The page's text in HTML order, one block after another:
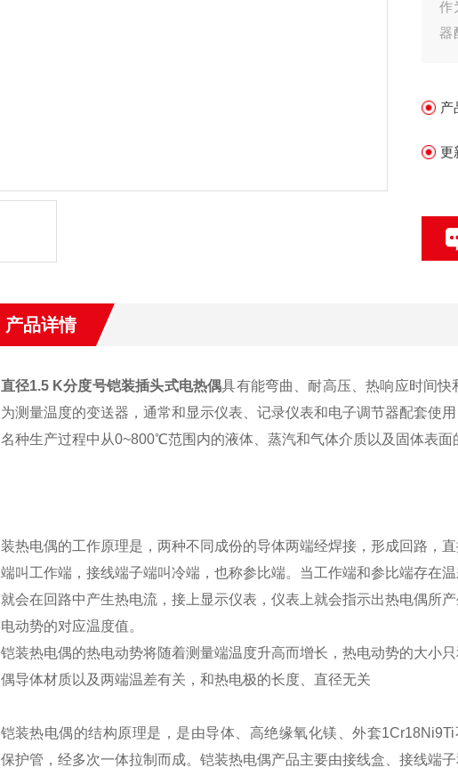
作
器
产
更
产品详情
直径1.5 K分度号铠装插头式电热偶具有能弯曲、耐高压、热响应时间
为测量温度的变送器，通常和显示仪表、记录仪表和电子调节器配套使
名种生产过程中从0~800℃范围内的液体、蒸汽和气体介质以及固体表面
装热电偶的工作原理是，两种不同成份的导体两端经焊接，形成回路，
端叫工作端，接线端子端叫冷端，也称参比端。当工作端和参比端存在
就会在回路中产生热电流，接上显示仪表，仪表上就会指示出热电偶所
电动势的对应温度值。
铠装热电偶的热电动势将随着测量端温度升高而增长，热电动势的大小
偶导体材质以及两端温差有关，和热电极的长度、直径无关
铠装热电偶的结构原理是，是由导体、高绝缘氧化镁、外套1Cr18Ni9Ti
保护管，经多次一体拉制而成。铠装热电偶产品主要由接线盒、接线端